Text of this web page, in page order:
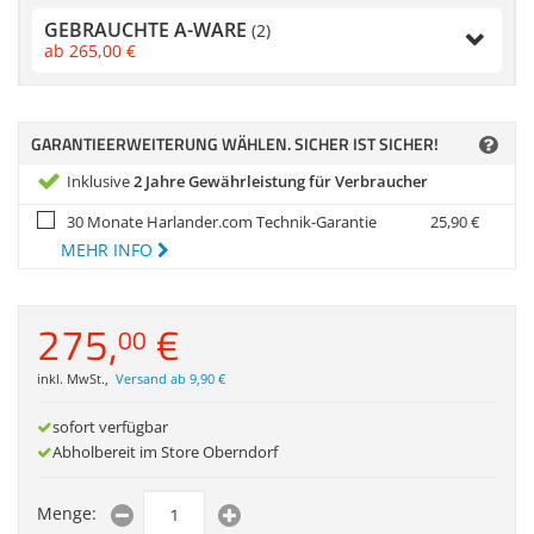
Zubehör
GEBRAUCHTE A-WARE (2)
ab 265,00 €
GARANTIEERWEITERUNG WÄHLEN. SICHER IST SICHER!
Inklusive2 Jahre Gewährleistung für Verbraucher
30 Monate Harlander.com Technik-Garantie
25,90€
MEHR INFO
275,00 €
inkl. MwSt., Versand ab 9,90 €
sofort verfügbar
Abholbereit im Store Oberndorf
Menge: